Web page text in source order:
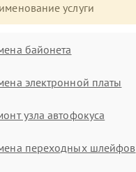
услуги
байонета
электронной платы
узла автофокуса
переходных шлейфов